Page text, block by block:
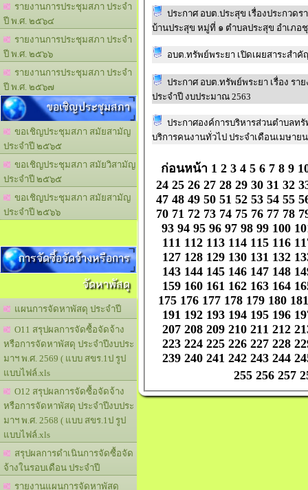
รายงานการประชุมสภา ประจำ
ปี พ.ศ. ๒๕๖๔
รายงานการประชุมสภา ประจำ
ปี พ.ศ. ๒๕๖๖
รายงานการประชุมสภา ประจำ
ปี พ.ศ. ๒๕๖๗
ขอเชิญประชุมสภา
ขอเชิญประชุมสภา สมัยสามัญ
ประจำปี ๒๕๖๕
ขอเชิญประชุมสภา สมัยวิสามัญ
ประจำปี ๒๕๖๕
ขอเชิญประชุมสภา สมัยสามัญ
ประจำปี ๒๕๖๖
การจัดซื้อจัดจ้างหรือการ
จัดหาพัสดุ
แผนการจัดหาพัสดุ ประจำปี
O11 สรุปผลการจัดซื้อจัดจ้าง
หรือการจัดหาพัสดุ ประจำปีงบประ
มาฯ พ.ศ. 2569 ( แบบ สขร.1ป รูป
แบบไฟล์.xls
O12 สรุปผลการจัดซื้อจัดจ้าง
หรือการจัดหาพัสดุ ประจำปีงบประ
มาฯ พ.ศ. 2568 ( แบบ สขร.1ป รูป
แบบไฟล์.xls
สรุปผลการดำเนินการจัดซื้อจัด
จ้างในรอบเดือน ประจำปี
รายงานแผนการจัดหาพัสดุ
ประกาศ อบต.ประสุข เรื่องประกวด
บ้านประสุข หมู่ที่ ๑ ตำบลประสุข อำเภอ
ประกาศ อบต.ทรัพย์พระยา เรื่อง รายงานผลการจัดซ์้อจัดจ้างหรือจัดหาพัสดุ
ประจำปี งบประมาณ 2563
ประกาศองค์การบริหารส่วนตำบลท
บริการคนงานทั่วไป ประจำเดือนเมษายน
ก่อนหน้า 1 2 3 4 5 6 7 8 9
24 25 26 27 28 29 30 31 32
47 48 49 50 51 52 53 54 55
70 71 72 73 74 75 76 77 78
93 94 95 96 97 98 99 100
111 112 113 114 115 116
127 128 129 130 131 132
143 144 145 146 147 148
159 160 161 162 163 164
175 176 177 178 179 180 181
191 192 193 194 195 196
207 208 209 210 211 212
223 224 225 226 227 228
239 240 241 242 243 244
255 256 257